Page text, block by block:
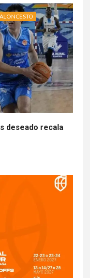
deseado recala